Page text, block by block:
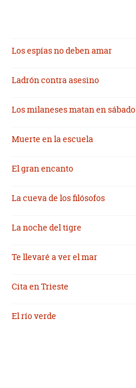
Los espías no deben amar
Ladrón contra asesino
Los milaneses matan en sábado
Muerte en la escuela
El gran encanto
La cueva de los filósofos
La noche del tigre
Te llevaré a ver el mar
Cita en Trieste
El río verde